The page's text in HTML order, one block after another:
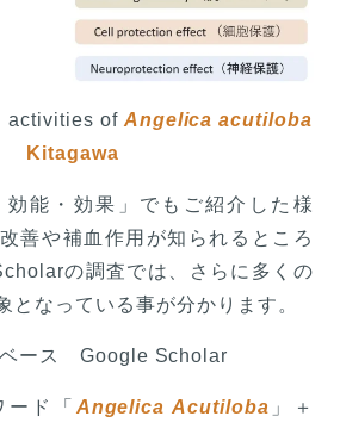
activities of Angelica acutiloba
Kitagawa
効能・効果」でもご紹介した様
善や補血作用が知られるところ
の調査では、さらに多くの
となっている事が分かります。
ベース Google Scholar
ド「 Angelica Acutiloba 」＋